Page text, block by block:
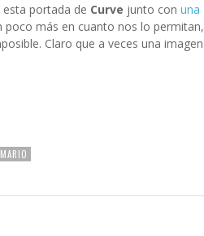
portada de Curve junto con una
poco más en cuanto nos lo permitan,
Claro que a veces una imagen